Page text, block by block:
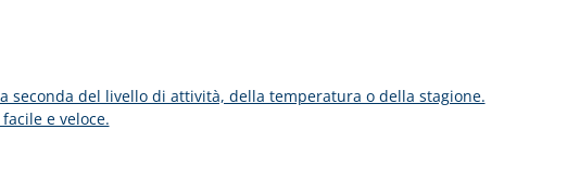
del livello di attività, della temperatura o della stagione.
e veloce.